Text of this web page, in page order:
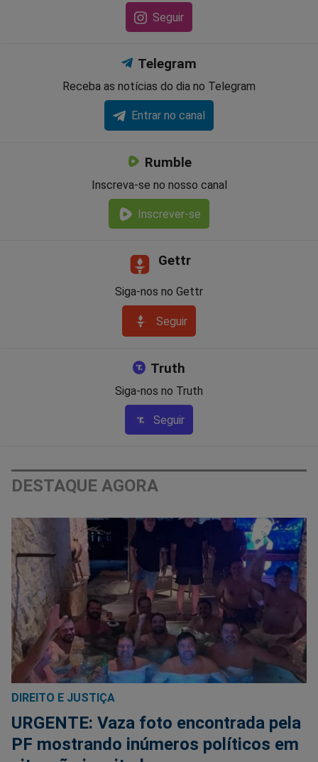
Seguir
Telegram
Receba as notícias do dia no Telegram
Entrar no canal
Rumble
Inscreva-se no nosso canal
Inscrever-se
Gettr
Siga-nos no Gettr
Seguir
Truth
Siga-nos no Truth
Seguir
DESTAQUE AGORA
DIREITO E JUSTIÇA
URGENTE: Vaza foto encontrada pela
PF mostrando inúmeros políticos em